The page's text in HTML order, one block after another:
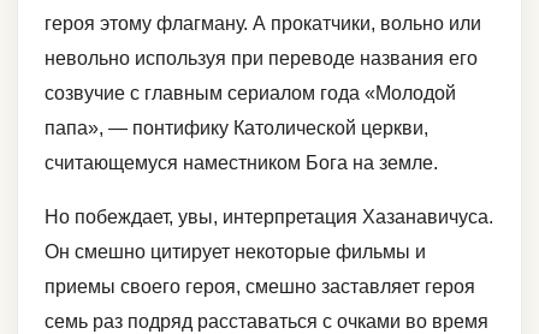
героя этому флагману. А прокатчики, вольно или
невольно используя при переводе названия его
созвучие с главным сериалом года «Молодой
папа», — понтифику Католической церкви,
считающемуся наместником Бога на земле.
Но побеждает, увы, интерпретация Хазанавичуса.
Он смешно цитирует некоторые фильмы и
приемы своего героя, смешно заставляет героя
семь раз подряд расставаться с очками во время